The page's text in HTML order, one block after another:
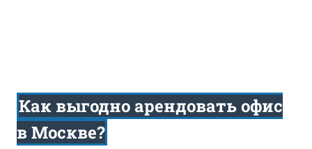
Как выгодно арендовать офис
в Москве?